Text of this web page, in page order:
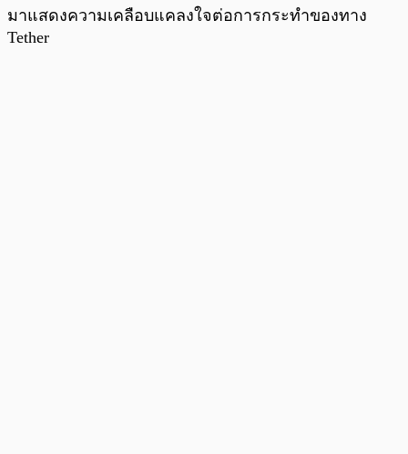
มาแสดงความเคลือบแคลงใจต่อการกระทำของทาง
Tether